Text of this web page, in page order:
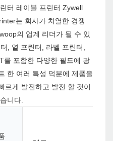
터 레이블 프린터 Zywell
는 회사가 치열한 경쟁
의 업계 리더가 될 수 있
, 열 프린터, 라벨 프린터,
를 포함한 다양한 필드에 광
한 여러 특성 덕분에 제품을
르게 발전하고 발전 할 것이
니다.